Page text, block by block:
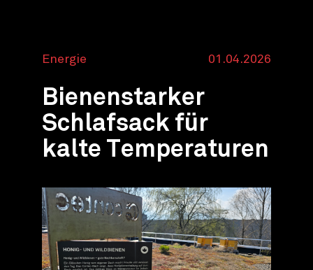
Energie 01.04.2026
Bienenstarker
Schlafsack für
kalte Temperaturen